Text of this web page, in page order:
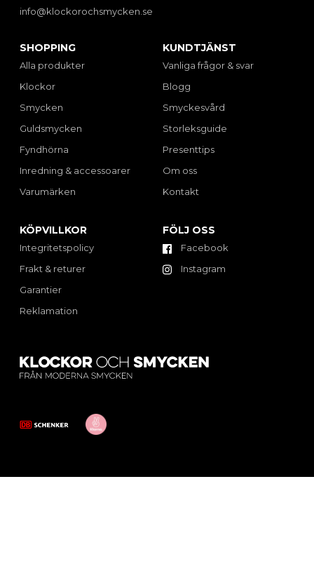
info@klockorochsmycken.se
SHOPPING
Alla produkter
Klockor
Smycken
Guldsmycken
Fyndhörna
Inredning & accessoarer
Varumärken
KUNDTJÄNST
Vanliga frågor & svar
Blogg
Smyckesvård
Storleksguide
Presenttips
Om oss
Kontakt
KÖPVILLKOR
Integritetspolicy
Frakt & returer
Garantier
Reklamation
FÖLJ OSS
Facebook
Instagram